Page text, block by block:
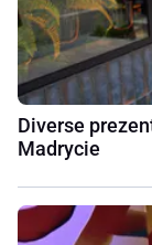
Diverse
Madrycie